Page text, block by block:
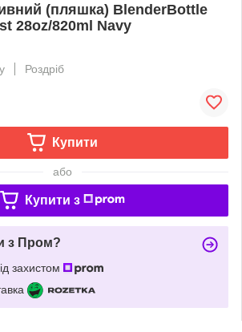
(пляшка) BlenderBottle
28oz/820ml Navy
Роздріб
Купити
або
Купити з
з Пром?
захистом